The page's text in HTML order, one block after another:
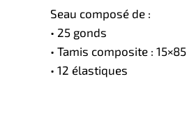
Seau composé de :
• 25 gonds
• Tamis composite : 15×85
• 12 élastiques